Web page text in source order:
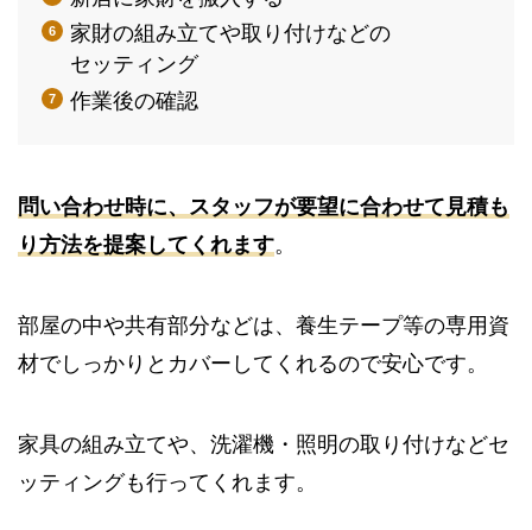
家財の組み立てや取り付けなどの
セッティング
作業後の確認
問い合わせ時に、スタッフが要望に合わせて見積も
り方法を提案してくれます。
部屋の中や共有部分などは、養生テープ等の専用資
材でしっかりとカバーしてくれるので安心です。
家具の組み立てや、洗濯機・照明の取り付けなどセ
ッティングも行ってくれます。